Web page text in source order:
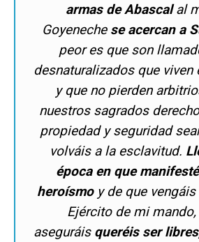
armas de Abascalal
Goyenechese acercan a
peor es que son
desnaturalizados que viven
y que no pierden
nuestros sagrados
propiedad y seguridad
volváis a la esclavitud.
época en que
heroísmo y de que
Ejército de mi mando,
aseguráisqueréis ser